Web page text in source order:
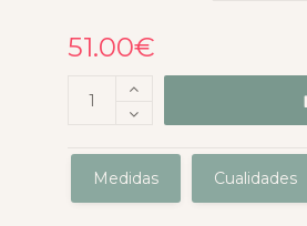
51.00€
Medidas Cualidades